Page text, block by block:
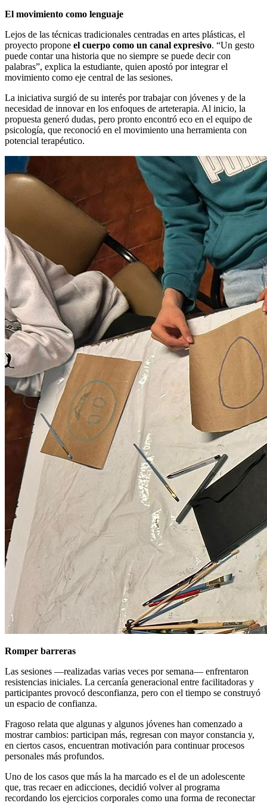
El movimiento como lenguaje
Lejos de las técnicas tradicionales centradas en artes plásticas, el
proyecto propone el cuerpo como un canal expresivo. “Un gesto
puede contar una historia que no siempre se puede decir con
palabras”, explica la estudiante, quien apostó por integrar el
movimiento como eje central de las sesiones.
La iniciativa surgió de su interés por trabajar con jóvenes y de la
necesidad de innovar en los enfoques de arteterapia. Al inicio, la
propuesta generó dudas, pero pronto encontró eco en el equipo de
psicología, que reconoció en el movimiento una herramienta con
potencial terapéutico.
Romper barreras
Las sesiones —realizadas varias veces por semana— enfrentaron
resistencias iniciales. La cercanía generacional entre facilitadoras y
participantes provocó desconfianza, pero con el tiempo se construyó
un espacio de confianza.
Fragoso relata que algunas y algunos jóvenes han comenzado a
mostrar cambios: participan más, regresan con mayor constancia y,
en ciertos casos, encuentran motivación para continuar procesos
personales más profundos.
Uno de los casos que más la ha marcado es el de un adolescente
que, tras recaer en adicciones, decidió volver al programa
recordando los ejercicios corporales como una forma de reconectar